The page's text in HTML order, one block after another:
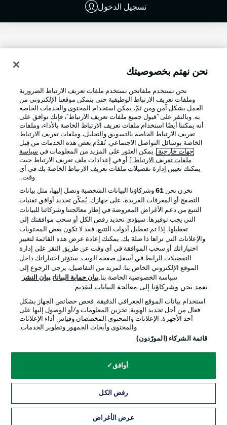
تسجيل الدخول
Football as it's meant to be
Official Partners
الوظائف
جهة النشر تواصل معنا
نحن نهتم بخصوصيتك
نحن نستخدم ملفانحن نستخدم ملفات تعريف الارتباط الضرورية
وملفات تعريف الارتباط الوظيفية حتى يتمكن موقعنا الإلكتروني من
العمل بشكل آمن ومن ثمَّ، يمكن استخدام المحتوى والخدمات الخاصة
به. وبالنقر على "قبول جميع ملفات تعريف الارتباط"، فإنك توافق على
أنه يمكننا أيضًا استخدام ملفات تعريف الارتباط الخاصة بالأداء، وملفات
تعريف الارتباط الخاصة بالتسويق والتحليل، وملفات تعريف الارتباط
الخاصة بوسائل التواصل الاجتماعي. تُقدَّم بعض هذه الخدمات من قِبل
جهات خارجية . يمكن العثور على المزيد من المعلومات في سياسة
ملفات تعريف الارتباط
] أو في إعدادات ملف تعريف الارتباط حيث
يمكنك تعيين إدارة تفضيلات ملفات تعريف الارتباط الخاصة بك في أي
وقت..
نخزن نحن 61وشركاؤنا البيانات الشخصية ونصل إليها، مثل بيانات
التصفح أو المعرفات الفريدة، على جهازك. يُمكّن تحديد أوافق تقنيات
التتبع من دعم الأغراض المعروضة في إطار معالجتنا وشركائنا للبيانات
التي يجب توفيرها. سيؤدي تحديد رفض الكل أو سحب موافقتك إلى
تعطيلها. إذا تم تعطيل أدوات التتبع، فقد لا تكون بعض المحتويات
والإعلانات التي تراها ذا صلة بك. يمكنك إعادة عرض هذه القائمة لتغيير
اختياراتك أو سحب الموافقة في أي وقت عن طريق النقر على إدارة
التفضيلات الرابط في أسفل صفحة الويب. ستؤثر اختياراتك داخل
الموقع الإلكتروني الخاص بنا. لمزيد من التفاصيل، يرجى الرجوع إلى
سياسة الخصوصية الخاصة بنا.بيان حماية البيانات بيان النشر
نعمد نحن وشركاؤنا إلى معالجة البيانات لتقديم:
استخدام بيانات الموقع الجغرافي الدقيقة. فحص خصائص الجهاز بشكل
فعال من أجل تحديد الهوية. تخزين المعلومات و/أو الوصول إليها على
أحد الأجهزة. الإعلانات والمحتوى المخصصان وقياس أداء الإعلانات
والمحتوى وأبحاث الجمهور وتطوير الخدمات.
قائمة الشركاء (المورّدون)
أوافق
رفض الكل
عرض الأغراض